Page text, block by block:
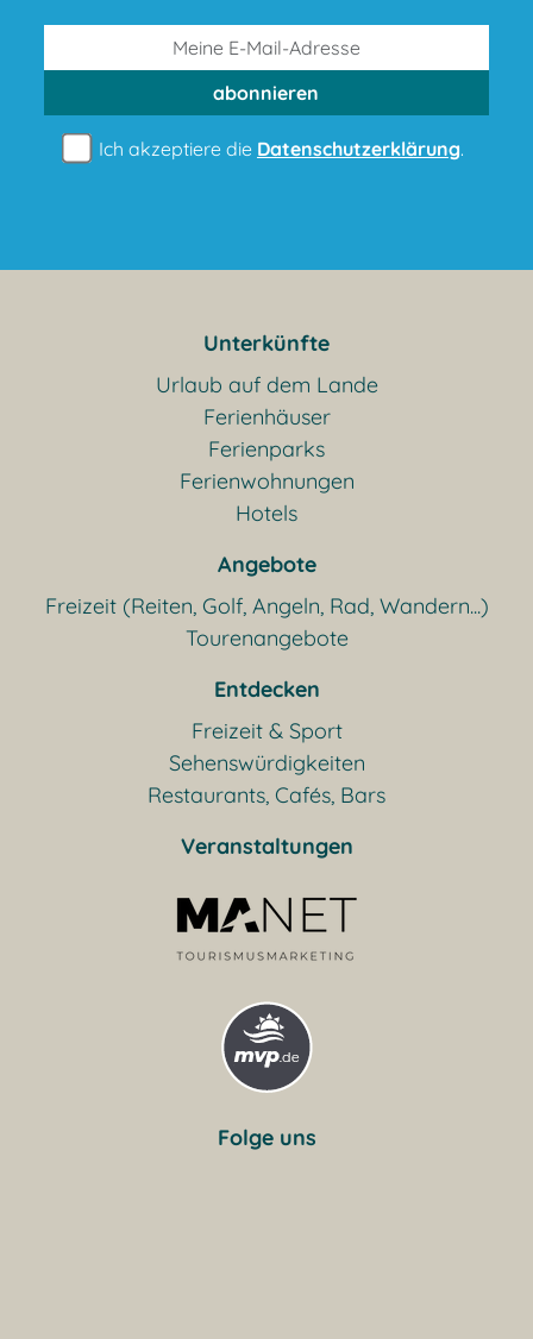
abonnieren
Ich akzeptiere die Datenschutzerklärung.
Unterkünfte
Urlaub auf dem Lande
Ferienhäuser
Ferienparks
Ferienwohnungen
Hotels
Angebote
Freizeit (Reiten, Golf, Angeln, Rad, Wandern...)
Tourenangebote
Entdecken
Freizeit & Sport
Sehenswürdigkeiten
Restaurants, Cafés, Bars
Veranstaltungen
Folge uns